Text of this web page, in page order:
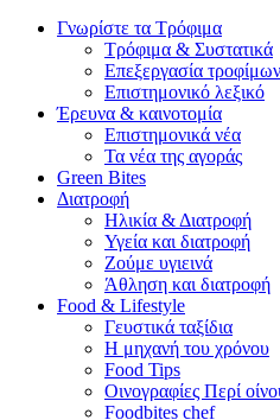
Γνωρίστε τα Τρόφιμα
Τρόφιμα & Συστατικά
Επεξεργασία τροφίμων
Επιστημονικό λεξικό
Έρευνα & καινοτομία
Επιστημονικά νέα
Τα νέα της αγοράς
Green Bites
Διατροφή
Ηλικία & Διατροφή
Υγεία και διατροφή
Ζούμε υγιεινά
Άθληση και διατροφή
Food & Lifestyle
Γευστικά ταξίδια
Η μηχανή του χρόνου
Food Tips
Οινογραφίες Περί
Foodbites chef